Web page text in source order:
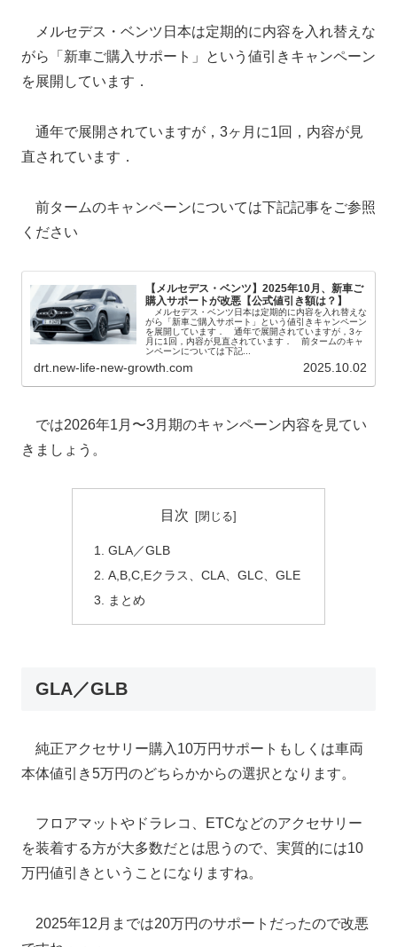
メルセデス・ベンツ日本は定期的に内容を入れ替えな
がら「新車ご購入サポート」という値引きキャンペーン
を展開しています．
通年で展開されていますが，3ヶ月に1回，内容が見
直されています．
前タームのキャンペーンについては下記記事をご参照
ください
【メルセデス・ベンツ】2025年10月、新車ご
購入サポートが改悪【公式値引き額は？】
メルセデス・ベンツ日本は定期的に内容を入れ替えな
がら「新車ご購入サポート」という値引きキャンペーン
を展開しています． 通年で展開されていますが，3ヶ
月に1回，内容が見直されています． 前タームのキャ
ンペーンについては下記...
drt.new-life-new-growth.com 2025.10.02
では2026年1月〜3月期のキャンペーン内容を見てい
きましょう。
目次
GLA／GLB
A,B,C,Eクラス、CLA、GLC、GLE
まとめ
GLA／GLB
純正アクセサリー購入10万円サポートもしくは車両
本体値引き5万円のどちらかからの選択となります。
フロアマットやドラレコ、ETCなどのアクセサリー
を装着する方が大多数だとは思うので、実質的には10
万円値引きということになりますね。
2025年12月までは20万円のサポートだったので改悪